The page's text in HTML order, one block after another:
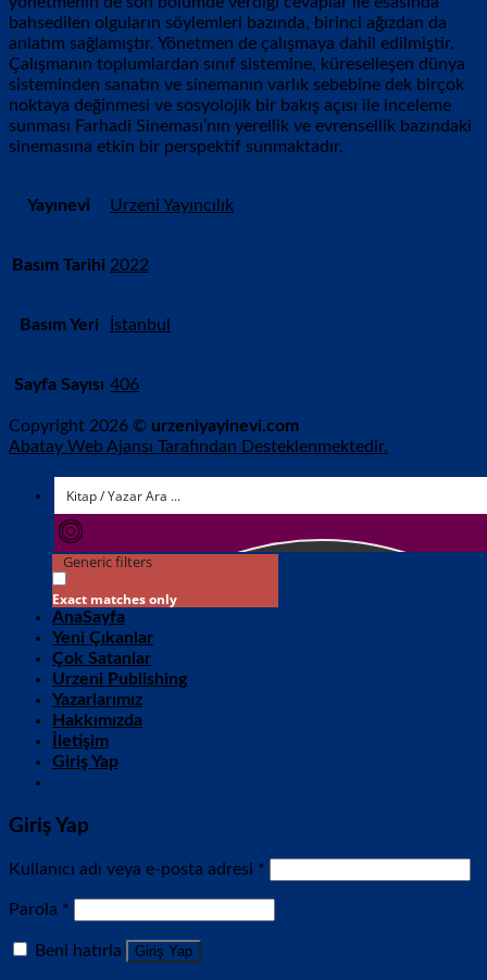
bahsedilen olguların söylemleri bazında, birinci ağızdan da
anlatım sağlamıştır. Yönetmen de çalışmaya dahil edilmiştir.
Çalışmanın toplumlardan sınıf sistemine, küreselleşen dünya
sisteminden sanatın ve sinemanın varlık sebebine dek birçok
noktaya değinmesi ve sosyolojik bir bakış açısı ile inceleme
sunması Farhadi Sineması’nın yerellik ve evrensellik bazındaki
sinemasına etkin bir perspektif sunmaktadır.
Yayınevi Urzeni Yayıncılık
Basım Tarihi 2022
Basım Yeri İstanbul
Sayfa Sayısı 406
Copyright 2026 © urzeniyayinevi.com
Abatay Web Ajansı Tarafından Desteklenmektedir.
Generic filters
Exact matches only
AnaSayfa
Yeni Çıkanlar
Çok Satanlar
Urzeni Publishing
Yazarlarımız
Hakkımızda
İletişim
Giriş Yap
Giriş Yap
Kullanıcı adı veya e-posta adresi *
Parola *
Beni hatırla Giriş Yap